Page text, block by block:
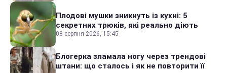
Плодові мушки зникнуть із кухні: 5
секретних трюків, які реально діють
08 серпня 2026, 15:45
Блогерка зламала ногу через трендові
штани: що сталось і як не повторити її